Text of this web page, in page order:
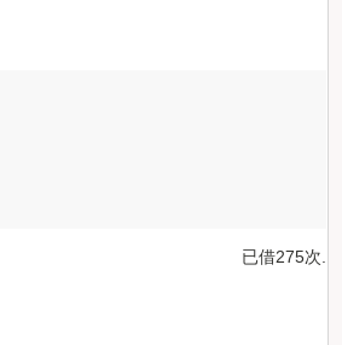
已借275次.